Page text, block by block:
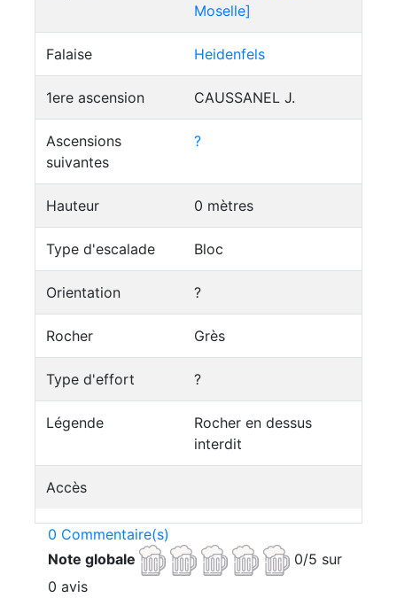
Moselle]
Falaise Heidenfels
1ere ascension CAUSSANEL J.
Ascensions
suivantes
?
Hauteur 0 mètres
Type d'escalade Bloc
Orientation ?
Rocher Grès
Type d'effort ?
Légende
Rocher en dessus
interdit
Accès
0 Commentaire(s)
Note globale
0/5 sur
0 avis